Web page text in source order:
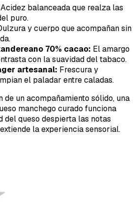
Acidez balanceada que realza las
puro.
y cuerpo que acompañan sin
70% cacao: El amargo
con la suavidad del tabaco.
artesanal: Frescura y
el paladar entre caladas.
de un acompañamiento sólido, una
manchego curado funciona
del queso despierta las notas
la experiencia sensorial.